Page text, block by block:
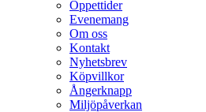
Öppettider
Evenemang
Om oss
Kontakt
Nyhetsbrev
Köpvillkor
Ångerknapp
Miljöpåverkan